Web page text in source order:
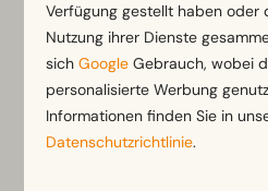
Verfügung gestellt haben oder
Nutzung ihrer Dienste
sichGoogle Gebrauch, wobei
personalisierte Werbung
Informationen finden Sie in
Datenschutzrichtlinie.